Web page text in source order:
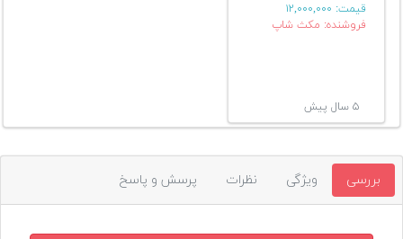
قیمت: ۱۲,۰۰۰,۰۰۰
فروشنده: مکث شاپ
۵ سال پیش
بررسی ویژگی نظرات پرسش و پاسخ